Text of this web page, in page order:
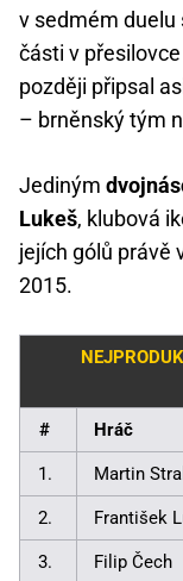
v sedmém duelu
části v
později připsal
– brněnský tým
Jediným
Lukeš, klubová
jejích gólů právě
2015.
# Hráč
1. Martin
2. František
3. Filip Čech